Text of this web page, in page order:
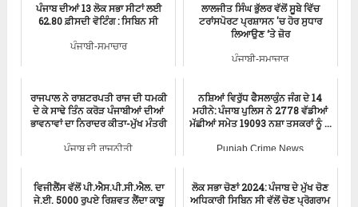
ਪੰਜਾਬ ਦੀਆਂ 13 ਲੋਕ ਸਭਾ ਸੀਟਾਂ ਲਈ
62.80 ਫ਼ੀਸਦੀ ਵੋਟਿੰਗ : ਸਿਬਿਨ ਸੀ
ਪੰਜਾਬੀ-ਸਮਾਚਾਰ
ਲਾਲਜੀਤ ਸਿੰਘ ਭੁੱਲਰ ਵੱਲੋਂ ਸੂਬੇ ਵਿੱਚ
ਟਰਾਂਸਪੋਰਟ ਪ੍ਰਸ਼ਾਸਨ 'ਚ ਹੋਰ ਸੁਧਾਰ
ਲਿਆਉਣ ‘ਤੇ ਜ਼ੋਰ
ਪੰਜਾਬੀ-ਸਮਾਚਾਰ
ਰਾਜਪਾਲ ਨੇ ਰਾਸ਼ਟਰਪਤੀ ਰਾਜ ਦੀ ਧਮਕੀ
ਦੇ ਕੇ ਸਾਢੇ ਤਿੰਨ ਕਰੋੜ ਪੰਜਾਬੀਆਂ ਦੀਆਂ
ਭਾਵਨਾਵਾਂ ਦਾ ਨਿਰਾਦਰ ਕੀਤਾ-ਮੁੱਖ ਮੰਤਰੀ
ਪੰਜਾਬ ਦੀ ਰਾਜਨੀਤੀ
ਨਸ਼ਿਆਂ ਵਿਰੁੱਧ ਫੈਸਲਾਕੁੰਨ ਜੰਗ ਦੇ 14
ਮਹੀਨੇ: ਪੰਜਾਬ ਪੁਲਿਸ ਨੇ 2778 ਵੱਡੀਆਂ
ਮੱਛੀਆਂ ਸਮੇਤ 19093 ਨਸ਼ਾ ਤਸਕਰਾਂ ਨੂੰ ...
Punjab Crime News
ਵਿਜੀਲੈਂਸ ਵੱਲੋਂ ਪੀ.ਐਸ.ਪੀ.ਸੀ.ਐਲ. ਦਾ
ਜੇ.ਈ. 5000 ਰੁਪਏ ਰਿਸ਼ਵਤ ਲੈਂਦਾ ਕਾਬੂ
ਲੋਕ ਸਭਾ ਚੋਣਾਂ 2024: ਪੰਜਾਬ ਦੇ ਮੁੱਖ ਚੋਣ
ਅਧਿਕਾਰੀ ਸਿਬਿਨ ਸੀ ਵੱਲੋਂ ਚੋਣ ਪ੍ਰੋਗਰਾਮ